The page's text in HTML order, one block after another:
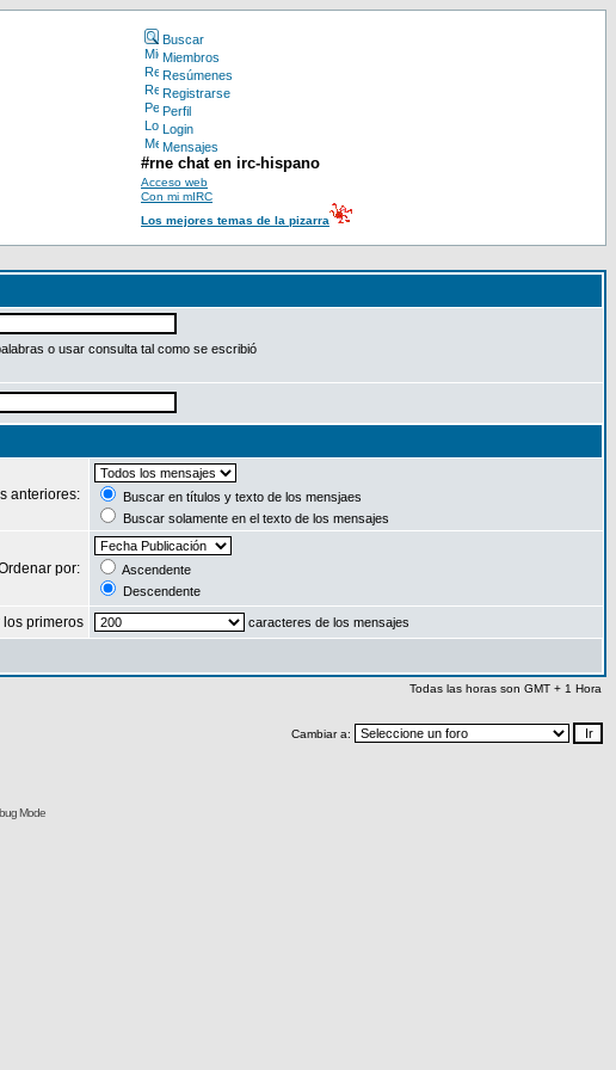
Buscar
Miembros
Resúmenes
Registrarse
Perfil
Login
Mensajes
#rne chat en irc-hispano
Acceso web
Con mi mIRC
Los mejores temas de la pizarra
o usar consulta tal como se escribió
anteriores:
Buscar en títulos y texto de los mensjaes
Buscar solamente en el texto de los mensajes
por:
Ascendente
Descendente
los primeros caracteres de los mensajes
Todas las horas son GMT + 1 Hora
Cambiar a:
Mode